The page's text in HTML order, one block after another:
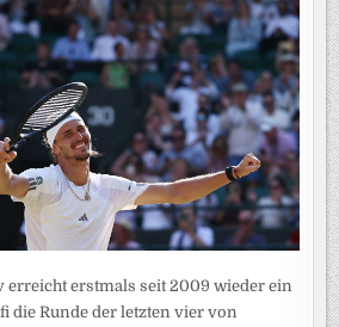
erreicht erstmals seit 2009 wieder ein
die Runde der letzten vier von